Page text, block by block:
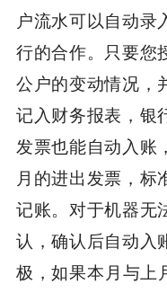
户流水可以自动录
行的合作。只要您
公户的变动情况，
记入财务报表，银
发票也能自动入账
月的进出发票，标
记账。对于机器无
认，确认后自动入
极，如果本月与上